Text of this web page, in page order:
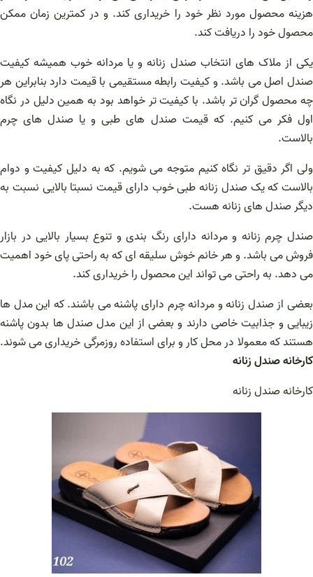
هزینه محصول مورد نظر خود را خریداری کند. و در کمترین زمان ممکن
محصول خود را دریافت کند.
یکی از ملاک های انتخاب صندل زنانه و یا مردانه خوب همیشه کیفیت
صندل اصل می باشد. و کیفیت رابطه مستقیمی با قیمت دارد بنابراین هر
چه محصول گران تر باشد. با کیفیت تر خواهد بود به همین دلیل در نگاه
اول فکر می کنیم. که قیمت صندل های طبی و یا صندل های چرم
بالاست.
ولی اگر دقیق تر نگاه کنیم متوجه می شویم. که به دلیل کیفیت و دوام
بالاست که یک صندل زنانه طبی خوب دارای قیمت نسبتا بالایی نسبت به
دیگر صندل های زنانه هست.
صندل چرم زنانه و مردانه دارای رنگ بندی و تنوع بسیار بالایی در بازار
فروش می باشد. و هر خانم خوش سلیقه ای که به راحتی پای خود اهمیت
می دهد. به راحتی می تواند این محصول را خریداری کند.
بعضی از صندل زنانه و مردانه چرم دارای پاشنه می باشند. که این مدل ها
زیبایی و جذابیت خاصی دارند و بعضی از این مدل صندل ها بدون پاشنه
هستند که معمولا در محل کار و برای استفاده روزمرگی خریداری می شوند.
کارخانه صندل زنانه
کارخانه صندل زنانه